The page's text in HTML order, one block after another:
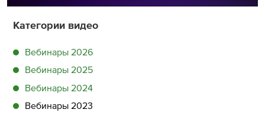
Категории видео
Вебинары 2026
Вебинары 2025
Вебинары 2024
Вебинары 2023